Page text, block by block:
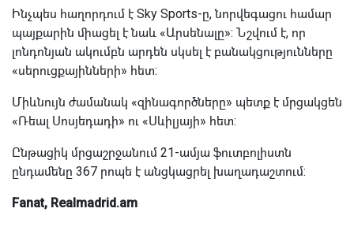
Ինչպես հաղորդում է Sky Sports-ը, նորվեգացու համար
պայքարին միացել է նաև «Արսենալը»: Նշվում է, որ
լոնդոնյան ակումբն արդեն սկսել է բանակցությունները
«սերուցքայինների» հետ:
Միևնույն ժամանակ «զինագործները» պետք է մրցակցեն
«Ռեալ Սոսյեդադի» ու «Սևիլյայի» հետ:
Ընթացիկ մրցաշրջանում 21-ամյա ֆուտբոլիստն
ընդամենը 367 րոպե է անցկացրել խաղադաշտում:
Fanat, Realmadrid.am